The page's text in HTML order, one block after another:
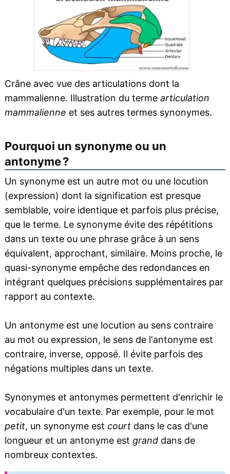
Crâne avec vue des articulations dont la
mammalienne. Illustration du terme articulation
mammalienne et ses autres termes synonymes.
Pourquoi un synonyme ou un
antonyme ?
Un synonyme est un autre mot ou une locution
(expression) dont la signification est presque
semblable, voire identique et parfois plus précise,
que le terme. Le synonyme évite des répétitions
dans un texte ou une phrase grâce à un sens
équivalent, approchant, similaire. Moins proche, le
quasi-synonyme empêche des redondances en
intégrant quelques précisions supplémentaires par
rapport au contexte.
Un antonyme est une locution au sens contraire
au mot ou expression, le sens de l'antonyme est
contraire, inverse, opposé. Il évite parfois des
négations multiples dans un texte.
Synonymes et antonymes permettent d'enrichir le
vocabulaire d'un texte. Par exemple, pour le mot
petit, un synonyme est courtdans le cas d'une
longueur et un antonyme est granddans de
nombreux contextes.